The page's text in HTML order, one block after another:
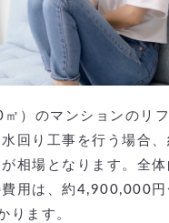
）のマンションのリ
回り工事を行う場合
相場となります。全体
費用は、約4,900,000円
ります。